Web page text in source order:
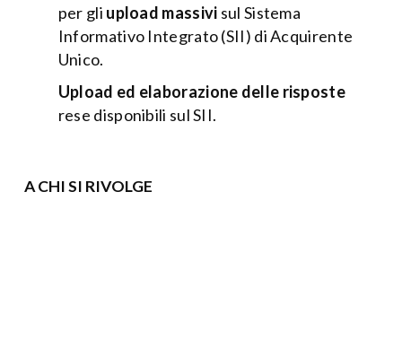
per gli upload massivi sul Sistema
Informativo Integrato (SII) di Acquirente
Unico.
Upload ed elaborazione delle risposte
rese disponibili sul SII.
A CHI SI RIVOLGE